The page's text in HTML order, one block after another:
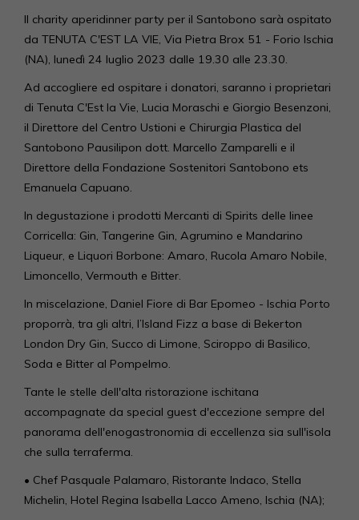
Il charity aperidinner party per il Santobono sarà ospitato
da TENUTA C'EST LA VIE, Via Pietra Brox 51 - Forio Ischia
(NA), lunedì 24 luglio 2023 dalle 19.30 alle 23.30.
Ad accogliere ed ospitare i donatori, saranno i proprietari
di Tenuta C'Est la Vie, Lucia Moraschi e Giorgio Besenzoni,
il Direttore del Centro Ustioni e Chirurgia Plastica del
Santobono Pausilipon dott. Marcello Zamparelli e il
Direttore della Fondazione Sostenitori Santobono ets
Emanuela Capuano.
In degustazione i prodotti Mercanti di Spirits delle linee
Corricella: Gin, Tangerine Gin, Agrumino e Mandarino
Liqueur, e Liquori Borbone: Amaro, Rucola Amaro Nobile,
Limoncello, Vermouth e Bitter.
In miscelazione, Daniel Fiore di Bar Epomeo - Ischia Porto
proporrà, tra gli altri, l’Island Fizz a base di Bekerton
London Dry Gin, Succo di Limone, Sciroppo di Basilico,
Soda e Bitter al Pompelmo.
Tante le stelle dell'alta ristorazione ischitana
accompagnate da special guest d'eccezione sempre del
panorama dell'enogastronomia di eccellenza sia sull'isola
che sulla terraferma.
• Chef Pasquale Palamaro, Ristorante Indaco, Stella
Michelin, Hotel Regina Isabella Lacco Ameno, Ischia (NA);